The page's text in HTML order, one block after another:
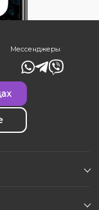
Мессенджеры